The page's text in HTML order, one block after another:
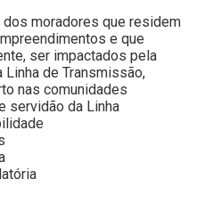
dos moradores que residem
e que
ser impactados pela
de Transmissão,
nas comunidades
servidão da Linha